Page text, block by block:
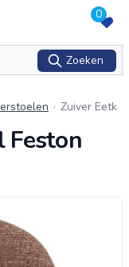
0
Zoeken
Zuiver Eetk
eston Stof -
Feston